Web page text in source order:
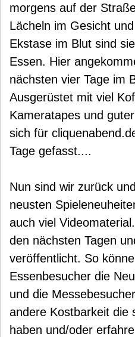
morgens auf der
Lächeln im Gesicht
Ekstase im Blut sind
Essen. Hier
nächsten vier Tage im
Ausgerüstet mit viel
Kameratapes und
sich für
Tage gefasst....
Nun sind wir zurück
neusten
auch viel
den nächsten Tagen
veröffentlicht. So
Essenbesucher die
und die
andere Kostbarkeit die
haben und/oder